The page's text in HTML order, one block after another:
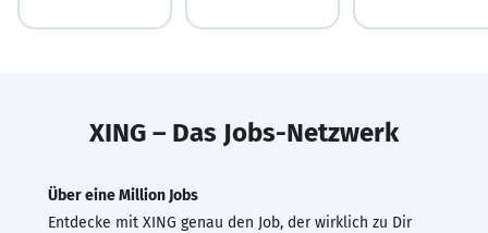
XING – Das Jobs-Netzwerk
Über eine Million Jobs
Entdecke mit XING genau den Job, der wirklich zu Dir